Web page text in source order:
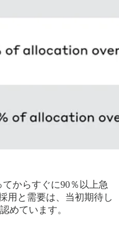
からすぐに90％以上急
用と需要は、当初期待し
めています。